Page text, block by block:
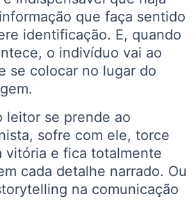
que faça sentido
identificação. E, quando
o indivíduo vai ao
se colocar no lugar do
leitor se prende ao
sofre com ele, torce
vitória e fica totalmente
cada detalhe narrado. Ou
na comunicação